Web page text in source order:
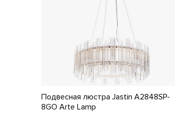
Подвесная люстра Jastin A2848SP-
8GO Arte Lamp